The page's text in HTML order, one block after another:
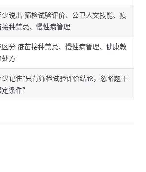
少说出 筛检试验评价、公卫人文技能、疫
接种禁忌、慢性病管理
区分 疫苗接种禁忌、慢性病管理、健康教
处方
少记住“只背筛检试验评价结论，忽略题干
定条件”